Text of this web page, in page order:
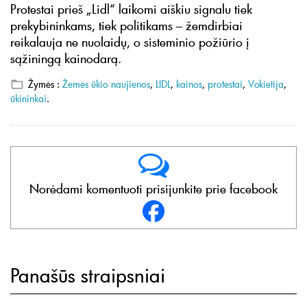
Protestai prieš „Lidl“ laikomi aiškiu signalu tiek
prekybininkams, tiek politikams – žemdirbiai
reikalauja ne nuolaidų, o sisteminio požiūrio į
sąžiningą kainodarą.
Žymės : Žemės ūkio naujienos, LIDL, kainos, protestai, Vokietija,
ūkininkai.
Norėdami komentuoti prisijunkite prie facebook
Panašūs straipsniai